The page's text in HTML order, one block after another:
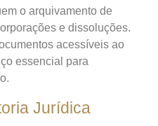
o arquivamento de
e dissoluções.
acessíveis ao
essencial para
Jurídica